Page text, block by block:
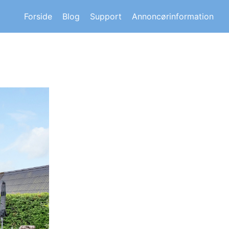
andre huskøberes oplevelser.
Forside Blog Support Annoncørinformation